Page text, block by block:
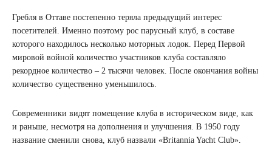
Гребля в Оттаве постепенно теряла предыдущий интерес
посетителей. Именно поэтому рос парусный клуб, в составе
которого находилось несколько моторных лодок. Перед Первой
мировой войной количество участников клуба составляло
рекордное количество – 2 тысячи человек. После окончания войны
количество существенно уменьшилось.
Современники видят помещение клуба в историческом виде, как
и раньше, несмотря на дополнения и улучшения. В 1950 году
название сменили снова, клуб назвали «Britannia Yacht Club».